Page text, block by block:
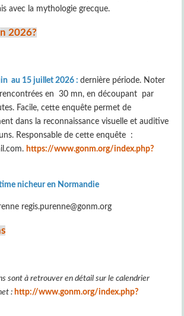
avec la mythologie grecque.
2026?
au 15 juillet 2026 :dernière période. Noter
en 30 mn, en découpant par
Facile, cette enquête permet de
dans la reconnaissance visuelle et auditive
Responsable de cette enquête :
https://www.gonm.org/index.php?
nicheur en Normandie
regis.purenne@gonm.org
sont à retrouver en détail sur le calendrier
: http://www.gonm.org/index.php?